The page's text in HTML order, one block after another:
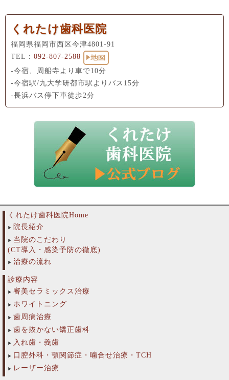
くれたけ歯科医院
福岡県福岡市西区今津4801-91
TEL： 092-807-2588
-今宿、周船寺より車で10分
-今宿駅/九大学研都市駅よりバス15分
-長浜バス停下車徒歩2分
くれたけ歯科医院Home
院長紹介
当院のこだわり
(CT導入・感染予防の徹底)
治療の流れ
診療内容
審美セラミックス治療
ホワイトニング
歯周病治療
歯を抜かない矯正歯科
入れ歯・義歯
口腔外科・顎関節症・噛合せ治療・TCH
レーザー治療